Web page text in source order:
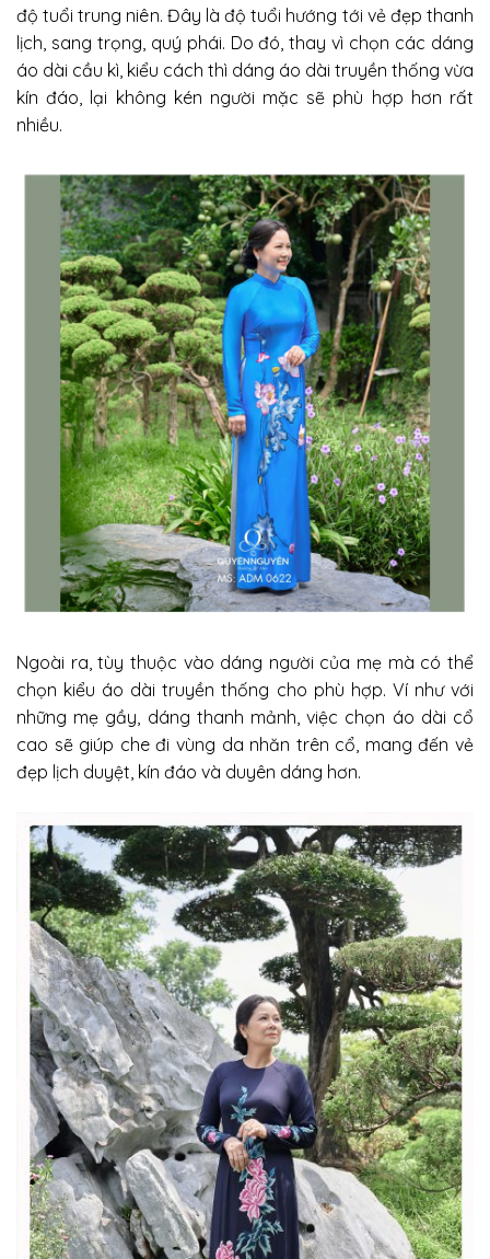
độ tuổi trung niên. Đây là độ tuổi hướng tới vẻ đẹp thanh
lịch, sang trọng, quý phái. Do đó, thay vì chọn các dáng
áo dài cầu kì, kiểu cách thì dáng áo dài truyền thống vừa
kín đáo, lại không kén người mặc sẽ phù hợp hơn rất
nhiều.
Ngoài ra, tùy thuộc vào dáng người của mẹ mà có thể
chọn kiểu áo dài truyền thống cho phù hợp. Ví như với
những mẹ gầy, dáng thanh mảnh, việc chọn áo dài cổ
cao sẽ giúp che đi vùng da nhăn trên cổ, mang đến vẻ
đẹp lịch duyệt, kín đáo và duyên dáng hơn.